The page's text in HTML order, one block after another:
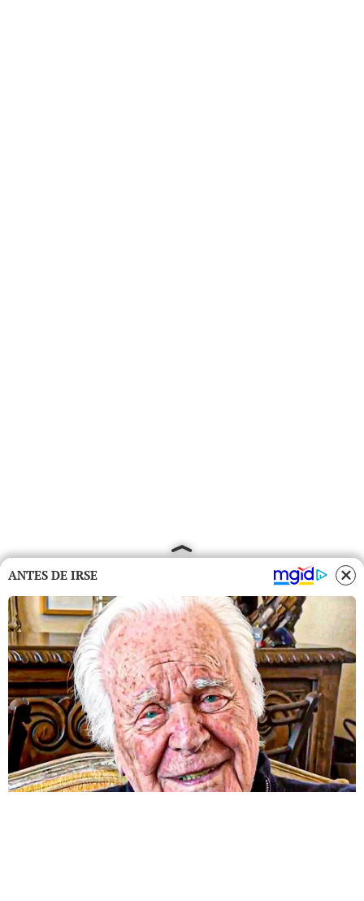
ANTES DE IRSE